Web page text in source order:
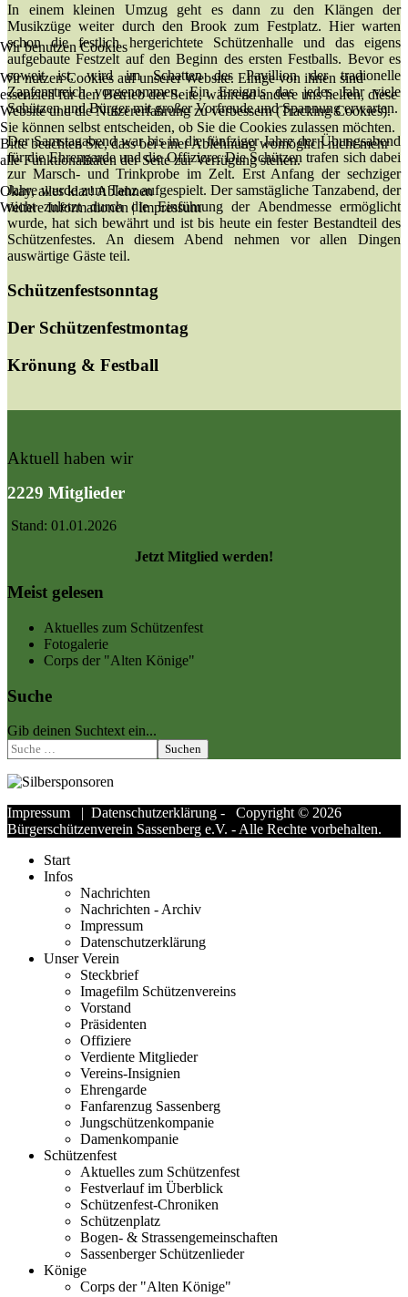
In einem kleinen Umzug geht es dann zu den Klängen der
Musikzüge weiter durch den Brook zum Festplatz. Hier warten
schon die festlich hergerichtete Schützenhalle und das eigens
aufgebaute Festzelt auf den Beginn des ersten Festballs. Bevor es
soweit ist, wird im Schatten des Pavillion der tradionelle
Zapfenstreich vorgenommen. Ein Ereignis das jedes Jahr viele
Schützen und Bürger mit großer Vorfreude und Spannung erwarten.
Der Samstagabend war bis in die fünfziger Jahre der Übungsabend
für die Ehrengarde und die Offiziere. Die Schützen trafen sich dabei
zur Marsch- und Trinkprobe im Zelt. Erst Anfang der sechziger
Jahre wurde zum Tanz aufgespielt. Der samstägliche Tanzabend, der
nicht zuletzt durch die Einführung der Abendmesse ermöglicht
wurde, hat sich bewährt und ist bis heute ein fester Bestandteil des
Schützenfestes. An diesem Abend nehmen vor allen Dingen
auswärtige Gäste teil.
Schützenfestsonntag
Der Schützenfestmontag
Krönung & Festball
Aktuell haben wir
2229 Mitglieder
Stand: 01.01.2026
Jetzt Mitglied werden!
Meist gelesen
Aktuelles zum Schützenfest
Fotogalerie
Corps der "Alten Könige"
Suche
Gib deinen Suchtext ein...
Suchen
Impressum | Datenschutzerklärung - Copyright © 2026
Bürgerschützenverein Sassenberg e.V. - Alle Rechte vorbehalten.
Start
Infos
Nachrichten
Nachrichten - Archiv
Impressum
Datenschutzerklärung
Unser Verein
Steckbrief
Imagefilm Schützenvereins
Vorstand
Präsidenten
Offiziere
Verdiente Mitglieder
Vereins-Insignien
Ehrengarde
Fanfarenzug Sassenberg
Jungschützenkompanie
Damenkompanie
Schützenfest
Aktuelles zum Schützenfest
Festverlauf im Überblick
Schützenfest-Chroniken
Schützenplatz
Bogen- & Strassengemeinschaften
Sassenberger Schützenlieder
Könige
Corps der "Alten Könige"
Wir benutzen Cookies
Wir nutzen Cookies auf unserer Website. Einige von ihnen sind
essenziell für den Betrieb der Seite, während andere uns helfen, diese
Website und die Nutzererfahrung zu verbessern (Tracking Cookies).
Sie können selbst entscheiden, ob Sie die Cookies zulassen möchten.
Bitte beachten Sie, dass bei einer Ablehnung womöglich nicht mehr
alle Funktionalitäten der Seite zur Verfügung stehen.
Okay, alles klar!Ablehnen
Weitere Informationen |Impressum